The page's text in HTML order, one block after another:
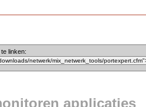
linken:
applicaties